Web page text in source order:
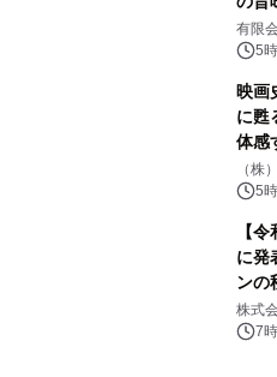
「井
有限
5
映画
に甦
体感
界
スペ
定！
（株
5
【
に発
ンの
秋田
るパ
株式
7